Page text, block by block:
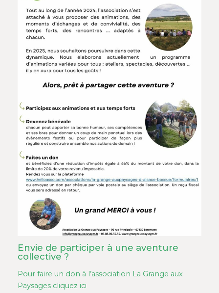
Envie de participer à une aventure
collective ?
Pour faire un don à l’association La Grange aux
Paysages cliquez ici